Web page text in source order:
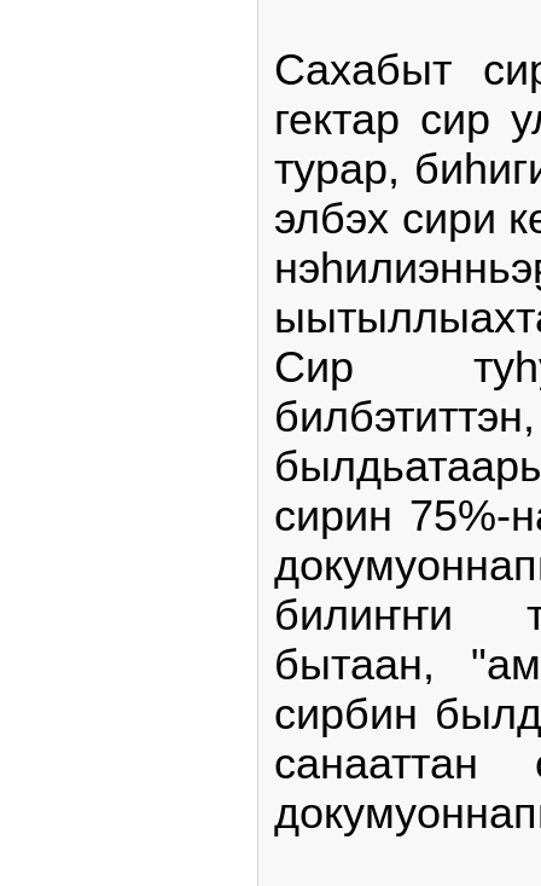
Сахабыт
гектар сир
турар,
элбэх сири
Сир
сирин 75%-
билиҥҥи
бытаан,
сирбин
санааттан